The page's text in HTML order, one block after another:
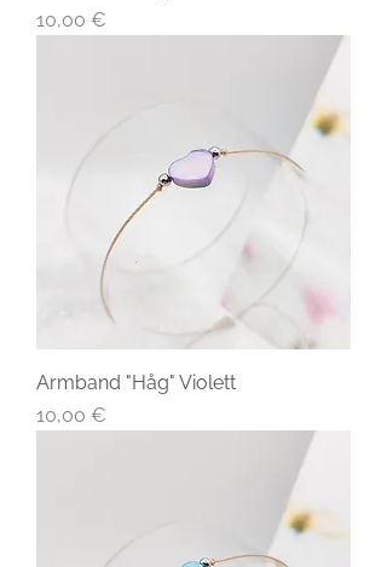
Preis
10,00 €
Armband "Håg" Violett
Preis
10,00 €